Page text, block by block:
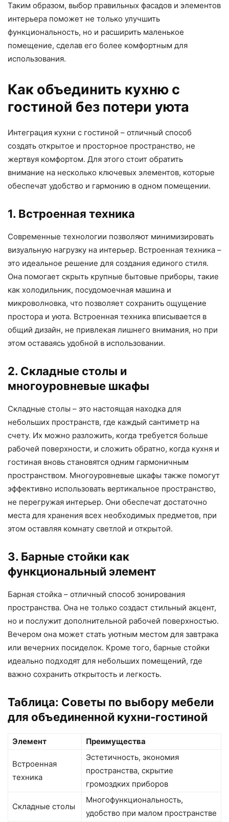
Таким образом, выбор правильных фасадов и элементов
интерьера поможет не только улучшить
функциональность, но и расширить маленькое
помещение, сделав его более комфортным для
использования.
Как объединить кухню с
гостиной без потери уюта
Интеграция кухни с гостиной – отличный способ
создать открытое и просторное пространство, не
жертвуя комфортом. Для этого стоит обратить
внимание на несколько ключевых элементов, которые
обеспечат удобство и гармонию в одном помещении.
1. Встроенная техника
Современные технологии позволяют минимизировать
визуальную нагрузку на интерьер. Встроенная техника –
это идеальное решение для создания единого стиля.
Она помогает скрыть крупные бытовые приборы, такие
как холодильник, посудомоечная машина и
микроволновка, что позволяет сохранить ощущение
простора и уюта. Встроенная техника вписывается в
общий дизайн, не привлекая лишнего внимания, но при
этом оставаясь удобной в использовании.
2. Складные столы и
многоуровневые шкафы
Складные столы – это настоящая находка для
небольших пространств, где каждый сантиметр на
счету. Их можно разложить, когда требуется больше
рабочей поверхности, и сложить обратно, когда кухня и
гостиная вновь становятся одним гармоничным
пространством. Многоуровневые шкафы также помогут
эффективно использовать вертикальное пространство,
не перегружая интерьер. Они обеспечат достаточно
места для хранения всех необходимых предметов, при
этом оставляя комнату светлой и открытой.
3. Барные стойки как
функциональный элемент
Барная стойка – отличный способ зонирования
пространства. Она не только создаст стильный акцент,
но и послужит дополнительной рабочей поверхностью.
Вечером она может стать уютным местом для завтрака
или вечерних посиделок. Кроме того, барные стойки
идеально подходят для небольших помещений, где
важно сохранить открытость и легкость.
Таблица: Советы по выбору мебели
для объединенной кухни-гостиной
Элемент Преимущества
Встроенная
техника
Эстетичность, экономия
пространства, скрытие
громоздких приборов
Складные столы
Многофункциональность,
удобство при малом пространстве